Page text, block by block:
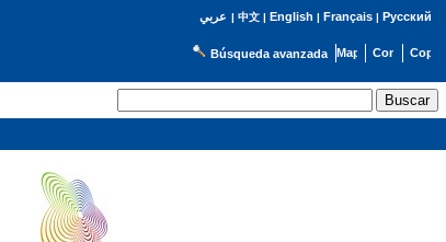
عربي | 中文| English | Français| Русский
Búsqueda avanzada